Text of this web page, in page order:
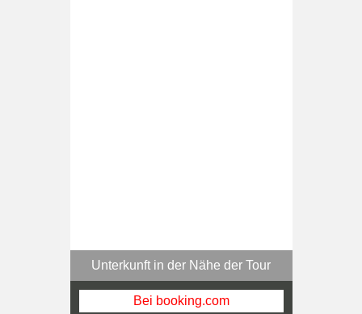
Unterkunft in der Nähe der Tour
Bei booking.com